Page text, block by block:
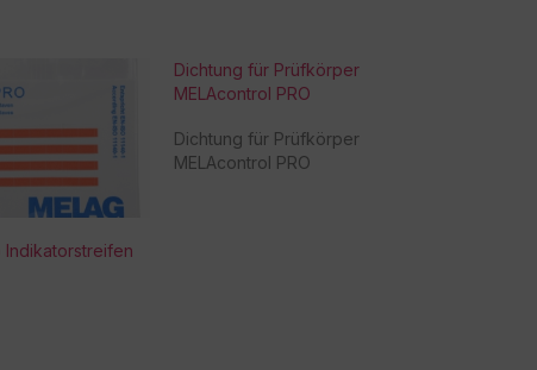
Indikatorstreifen
Dichtung für Prüfkörper
MELAcontrol PRO
Dichtung für Prüfkörper
MELAcontrol PRO